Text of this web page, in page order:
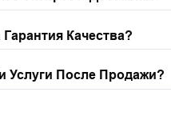
Гарантия Качества?
Услуги После Продажи?